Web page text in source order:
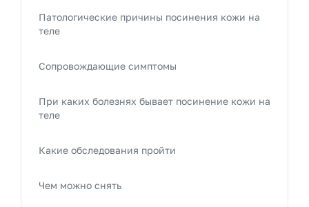
Патологические причины посинения кожи на
теле
Сопровождающие симптомы
При каких болезнях бывает посинение кожи на
теле
Какие обследования пройти
Чем можно снять